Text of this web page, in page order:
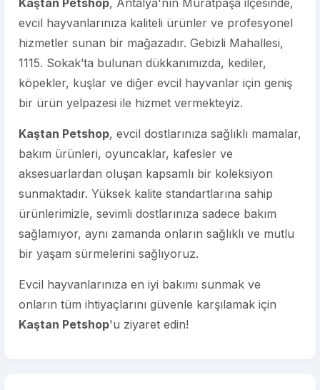
Kaştan Petshop, Antalya'nın Muratpaşa ilçesinde,
evcil hayvanlarınıza kaliteli ürünler ve profesyonel
hizmetler sunan bir mağazadır. Gebizli Mahallesi,
1115. Sokak’ta bulunan dükkanımızda, kediler,
köpekler, kuşlar ve diğer evcil hayvanlar için geniş
bir ürün yelpazesi ile hizmet vermekteyiz.
Kaştan Petshop, evcil dostlarınıza sağlıklı mamalar,
bakım ürünleri, oyuncaklar, kafesler ve
aksesuarlardan oluşan kapsamlı bir koleksiyon
sunmaktadır. Yüksek kalite standartlarına sahip
ürünlerimizle, sevimli dostlarınıza sadece bakım
sağlamıyor, aynı zamanda onların sağlıklı ve mutlu
bir yaşam sürmelerini sağlıyoruz.
Evcil hayvanlarınıza en iyi bakımı sunmak ve
onların tüm ihtiyaçlarını güvenle karşılamak için
Kaştan Petshop'u ziyaret edin!